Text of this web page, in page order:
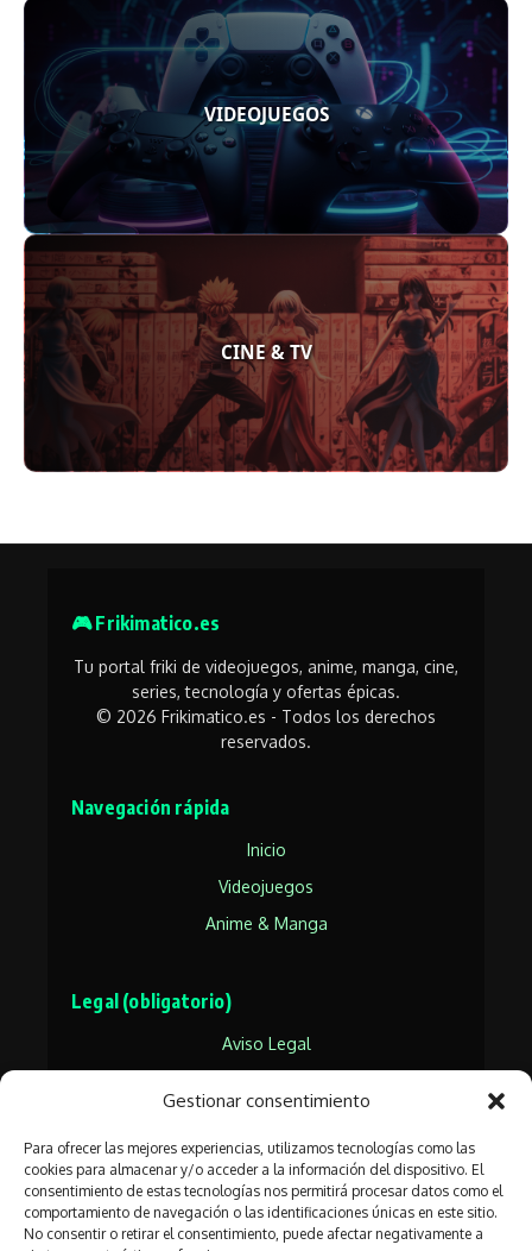
Gestionar consentimiento
Para ofrecer las mejores experiencias, utilizamos tecnologías como las
cookies para almacenar y/o acceder a la información del dispositivo. El
consentimiento de estas tecnologías nos permitirá procesar datos como el
comportamiento de navegación o las identificaciones únicas en este sitio.
No consentir o retirar el consentimiento, puede afectar negativamente a
VIDEOJUEGOS
CINE & TV
🎮 Frikimatico.es
Tu portal friki de videojuegos, anime, manga, cine,
series, tecnología y ofertas épicas.
© 2026 Frikimatico.es - Todos los derechos
reservados.
Navegación rápida
Inicio
Videojuegos
Anime & Manga
Legal (obligatorio)
Aviso Legal
Síguenos en las redes frikis